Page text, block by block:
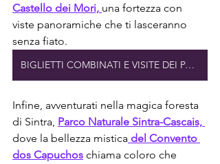
Castello dei Mori, una fortezza con
viste panoramiche che ti lasceranno
senza fiato.
BIGLIETTI COMBINATI E VISITE DEI PALAZZI DI SINTRA
Infine, avventurati nella magica foresta
di Sintra, Parco Naturale Sintra-Cascais,
dove la bellezza mistica del Convento
dos Capuchos chiama coloro che